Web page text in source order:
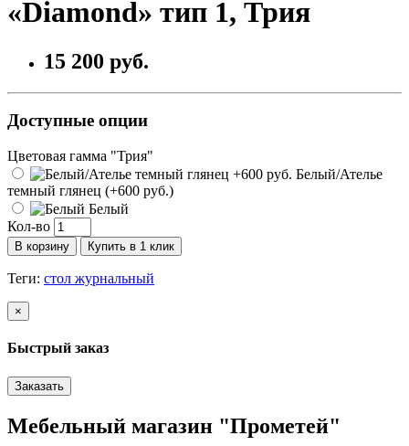
«Diamond» тип 1, Трия
15 200 руб.
Доступные опции
Цветовая гамма "Трия"
Белый/Ателье
темный глянец (+600 руб.)
Белый
Кол-во
В корзину Купить в 1 клик
Теги: стол журнальный
×
Быстрый заказ
Заказать
Мебельный магазин "Прометей"